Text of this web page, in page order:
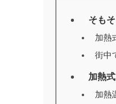
そも
加熱
街中
加熱
加熱